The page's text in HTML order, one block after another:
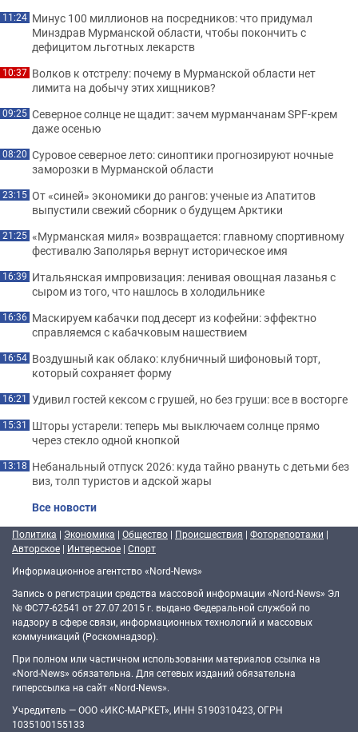
11:24 Минус 100 миллионов на посредников: что придумал
Минздрав Мурманской области, чтобы покончить с
дефицитом льготных лекарств
10:37 Волков к отстрелу: почему в Мурманской области нет
лимита на добычу этих хищников?
09:25 Северное солнце не щадит: зачем мурманчанам SPF-крем
даже осенью
08:20 Суровое северное лето: синоптики прогнозируют ночные
заморозки в Мурманской области
23:15 От «синей» экономики до рангов: ученые из Апатитов
выпустили свежий сборник о будущем Арктики
21:25 «Мурманская миля» возвращается: главному спортивному
фестивалю Заполярья вернут историческое имя
16:39 Итальянская импровизация: ленивая овощная лазанья с
сыром из того, что нашлось в холодильнике
16:36 Маскируем кабачки под десерт из кофейни: эффектно
справляемся с кабачковым нашествием
16:54 Воздушный как облако: клубничный шифоновый торт,
который сохраняет форму
16:21 Удивил гостей кексом с грушей, но без груши: все в восторге
15:31 Шторы устарели: теперь мы выключаем солнце прямо
через стекло одной кнопкой
13:18 Небанальный отпуск 2026: куда тайно рвануть с детьми без
виз, толп туристов и адской жары
Все новости
Политика | Экономика | Общество | Происшествия | Фоторепортажи |
Авторское | Интересное | Спорт
Информационное агентство «Nord-News»
Запись о регистрации средства массовой информации «Nord-News» Эл
№ ФС77-62541 от 27.07.2015 г. выдано Федеральной службой по
надзору в сфере связи, информационных технологий и массовых
коммуникаций (Роскомнадзор).
При полном или частичном использовании материалов ссылка на
«Nord-News» обязательна. Для сетевых изданий обязательна
гиперссылка на сайт «Nord-News».
Учредитель — ООО «ИКС-МАРКЕТ», ИНН 5190310423, ОГРН
1035100155133